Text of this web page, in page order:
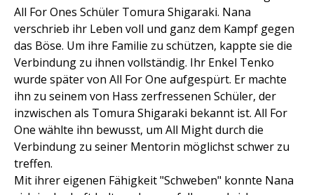
All For Ones Schüler Tomura Shigaraki. Nana
verschrieb ihr Leben voll und ganz dem Kampf gegen
das Böse. Um ihre Familie zu schützen, kappte sie die
Verbindung zu ihnen vollständig. Ihr Enkel Tenko
wurde später von All For One aufgespürt. Er machte
ihn zu seinem von Hass zerfressenen Schüler, der
inzwischen als Tomura Shigaraki bekannt ist. All For
One wählte ihn bewusst, um All Might durch die
Verbindung zu seiner Mentorin möglichst schwer zu
treffen.
Mit ihrer eigenen Fähigkeit "Schweben" konnte Nana